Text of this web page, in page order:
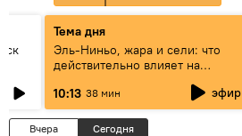
Тема дня
Эль-Ниньо, жара и сели: что
действительно влияет на
10:13 38 мин эфир
Вчера Сегодня